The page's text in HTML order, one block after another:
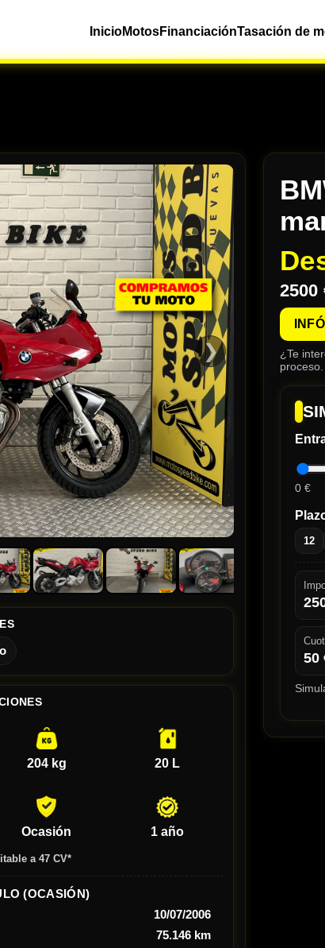
InicioMotosFinanciaciónTasación de
❯
204 kg 20 L
Ocasión 1 año
a 47 CV*
(OCASIÓN)
10/07/2006
75.146 km
2500
¿Te
proceso.
0 €
12
50